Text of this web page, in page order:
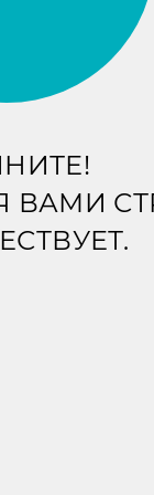
ВАМИ